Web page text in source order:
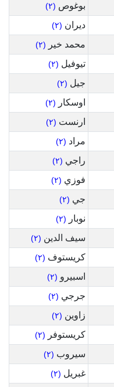
بوغوص (٢)
ديران (٢)
محمد خير (٢)
تيوفيل (٢)
جيل (٢)
اوسكار (٢)
ارنست (٢)
مراد (٢)
راجي (٢)
فوزي (٢)
جي (٢)
نوبار (٢)
سيف الدين (٢)
كريستوف (٢)
اسبيرو (٢)
جرجي (٢)
زاوين (٢)
كريستوفر (٢)
سيروب (٢)
غبريل (٢)